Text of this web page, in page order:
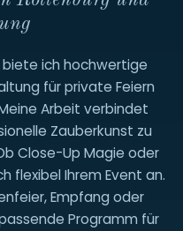
biete ich hochwertige
für private Feiern
Arbeit verbindet
Zauberkunst zu
Close-Up Magie oder
flexibel Ihrem Event an.
Empfang oder
Programm für